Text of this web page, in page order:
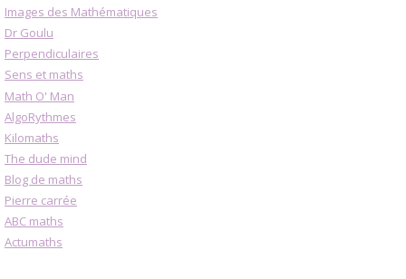
Images des Mathématiques
Dr Goulu
Perpendiculaires
Sens et maths
Math O' Man
AlgoRythmes
Kilomaths
The dude mind
Blog de maths
Pierre carrée
ABC maths
Actumaths